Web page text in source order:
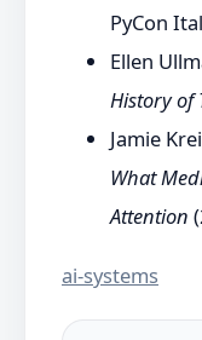
PyCon
Ellen
History of
Jamie
What
Attention
ai-systems